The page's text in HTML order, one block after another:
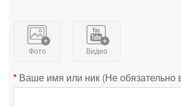
Фото Видео
Ваше имя или ник (Не обязательно